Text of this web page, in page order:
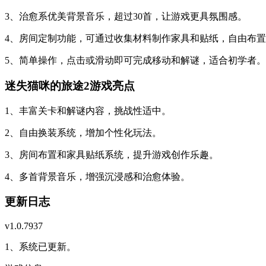
3、治愈系优美背景音乐，超过30首，让游戏更具氛围感。
4、房间定制功能，可通过收集材料制作家具和贴纸，自由布
5、简单操作，点击或滑动即可完成移动和解谜，适合初学者。
迷失猫咪的旅途2游戏亮点
1、丰富关卡和解谜内容，挑战性适中。
2、自由换装系统，增加个性化玩法。
3、房间布置和家具贴纸系统，提升游戏创作乐趣。
4、多首背景音乐，增强沉浸感和治愈体验。
更新日志
v1.0.7937
1、系统已更新。